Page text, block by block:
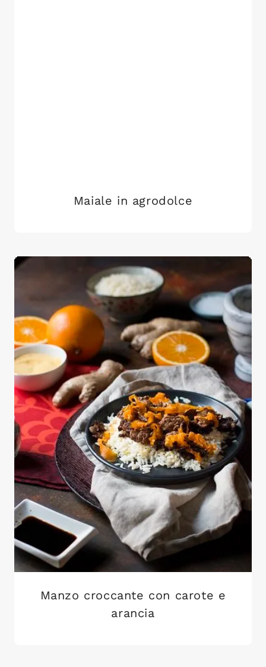
Maiale in agrodolce
Manzo croccante con carote e
arancia